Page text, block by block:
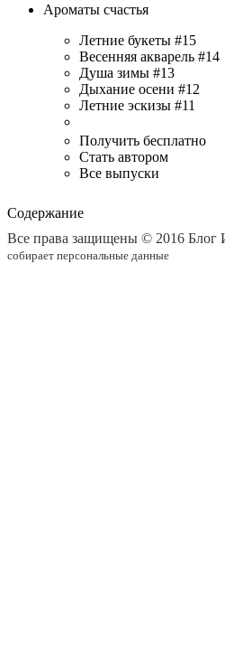
Ароматы счастья
Летние букеты #15
Весенняя акварель #14
Душа зимы #13
Дыхание осени #12
Летние эскизы #11
Получить бесплатно
Стать автором
Все выпуски
Содержание
Все права защищены © 2016 Блог
собирает персональные данные